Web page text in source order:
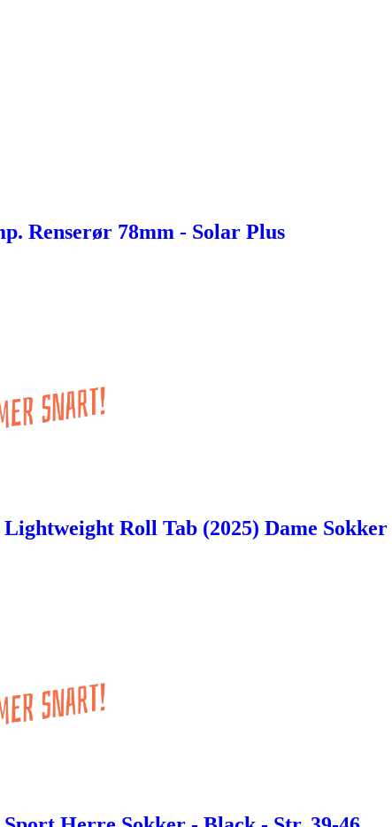
Renserør 78mm - Solar Plus
Roll Tab (2025) Dame